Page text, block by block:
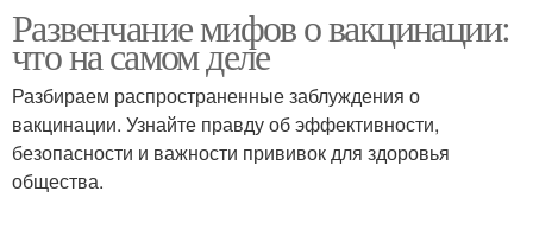
Развенчание мифов о вакцинации:
что на самом деле
Разбираем распространенные заблуждения о
вакцинации. Узнайте правду об эффективности,
безопасности и важности прививок для здоровья
общества.